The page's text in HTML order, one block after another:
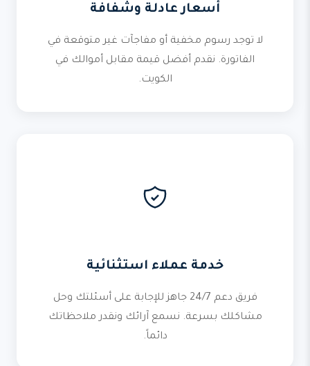
أسعار عادلة وشفافة
لا توجد رسوم مخفية أو مفاجآت غير متوقعة في
الفاتورة. نقدم أفضل قيمة مقابل أموالك في
الكويت.
خدمة عملاء استثنائية
فريق دعم 24/7 جاهز للإجابة على أسئلتك وحل
مشاكلك بسرعة. نسمع آرائك ونقدر ملاحظاتك
دائماً.